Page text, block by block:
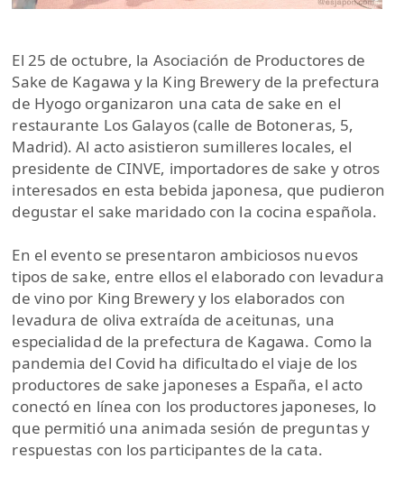
El 25 de octubre, la Asociación de Productores de
Sake de Kagawa y la King Brewery de la prefectura
de Hyogo organizaron una cata de sake en el
restaurante Los Galayos (calle de Botoneras, 5,
Madrid). Al acto asistieron sumilleres locales, el
presidente de CINVE, importadores de sake y otros
interesados en esta bebida japonesa, que pudieron
degustar el sake maridado con la cocina española.
En el evento se presentaron ambiciosos nuevos
tipos de sake, entre ellos el elaborado con levadura
de vino por King Brewery y los elaborados con
levadura de oliva extraída de aceitunas, una
especialidad de la prefectura de Kagawa. Como la
pandemia del Covid ha dificultado el viaje de los
productores de sake japoneses a España, el acto
conectó en línea con los productores japoneses, lo
que permitió una animada sesión de preguntas y
respuestas con los participantes de la cata.